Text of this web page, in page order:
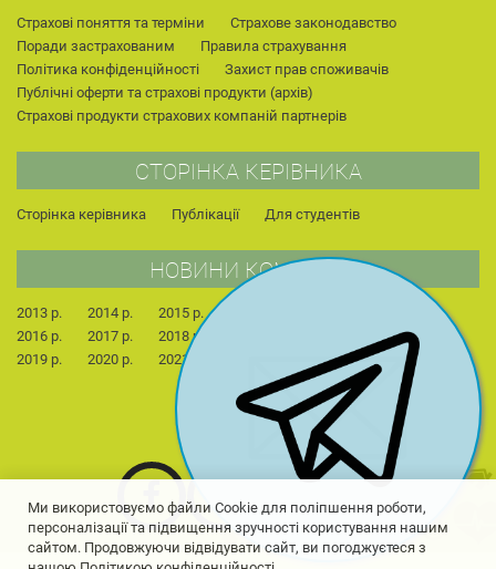
Страхові поняття та терміни
Страхове законодавство
Поради застрахованим
Правила страхування
Політика конфіденційності
Захист прав споживачів
Публічні оферти та страхові продукти (архів)
Страхові продукти страхових компаній партнерів
СТОРІНКА КЕРІВНИКА
Сторінка керівника Публікації Для студентів
НОВИНИ КОМПАНІЇ
2013 р. 2014 р.
2015 р.
2016 р.
2017 р.
2018 р.
2019 р.
2020 р. 2021 р.
2024 р.
Ми використовуємо файли Cookie для поліпшення роботи,
персоналізації та підвищення зручності користування нашим
сайтом. Продовжуючи відвідувати сайт, ви погоджуєтеся з